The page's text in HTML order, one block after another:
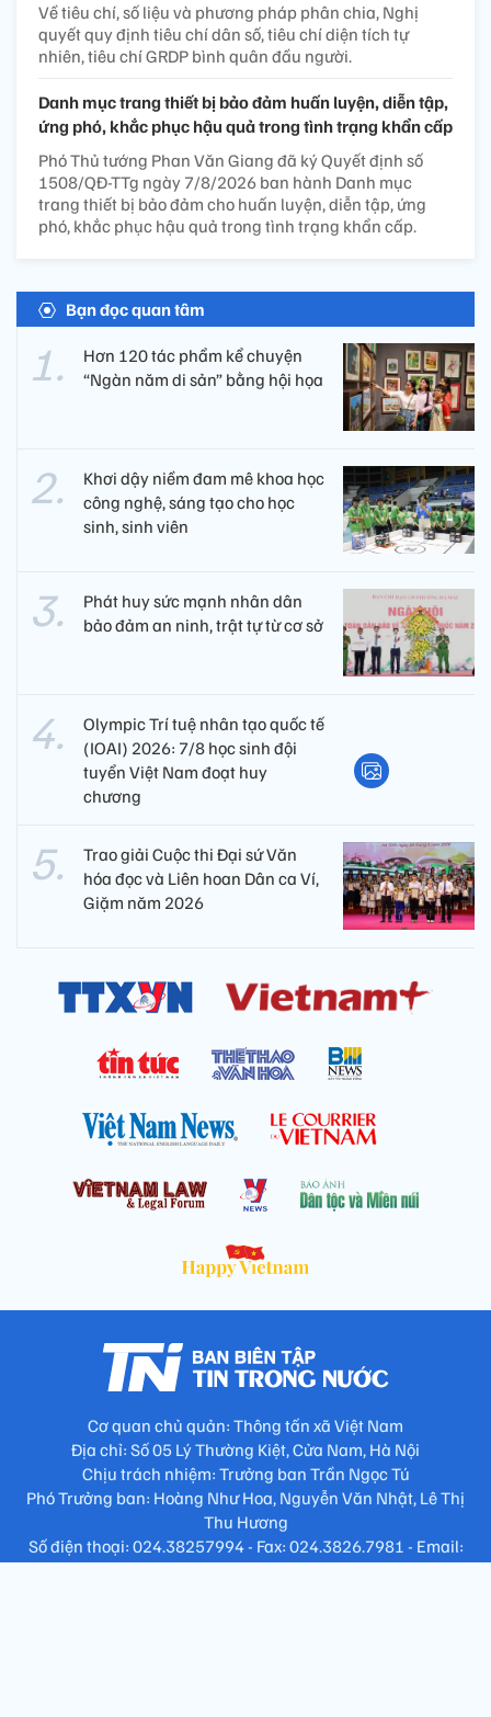
Về tiêu chí, số liệu và phương pháp phân chia, Nghị
quyết quy định tiêu chí dân số, tiêu chí diện tích tự
nhiên, tiêu chí GRDP bình quân đầu người.
Danh mục trang thiết bị bảo đảm huấn luyện, diễn tập,
ứng phó, khắc phục hậu quả trong tình trạng khẩn cấp
Phó Thủ tướng Phan Văn Giang đã ký Quyết định số
1508/QĐ-TTg ngày 7/8/2026 ban hành Danh mục
trang thiết bị bảo đảm cho huấn luyện, diễn tập, ứng
phó, khắc phục hậu quả trong tình trạng khẩn cấp.
Bạn đọc quan tâm
Hơn 120 tác phẩm kể chuyện
“Ngàn năm di sản” bằng hội họa
Khơi dậy niềm đam mê khoa học
công nghệ, sáng tạo cho học
sinh, sinh viên
Phát huy sức mạnh nhân dân
bảo đảm an ninh, trật tự từ cơ sở
Olympic Trí tuệ nhân tạo quốc tế
(IOAI) 2026: 7/8 học sinh đội
tuyển Việt Nam đoạt huy
chương
Trao giải Cuộc thi Đại sứ Văn
hóa đọc và Liên hoan Dân ca Ví,
Giặm năm 2026
Cơ quan chủ quản: Thông tấn xã Việt Nam
Địa chỉ: Số 05 Lý Thường Kiệt, Cửa Nam, Hà Nội
Chịu trách nhiệm: Trưởng ban Trần Ngọc Tú
Phó Trưởng ban: Hoàng Như Hoa, Nguyễn Văn Nhật, Lê Thị
Thu Hương
Số điện thoại: 024.38257994 - Fax: 024.3826.7981 - Email: